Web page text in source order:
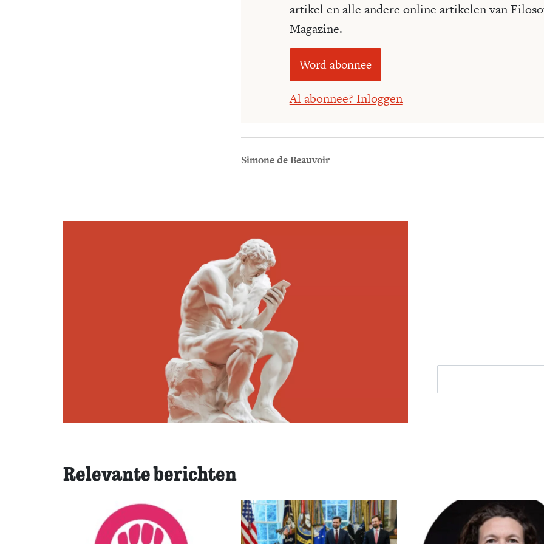
artikel en alle andere online artikelen van
Magazine.
Word abonnee
Al abonnee? Inloggen
Simone de Beauvoir
Relevante berichten